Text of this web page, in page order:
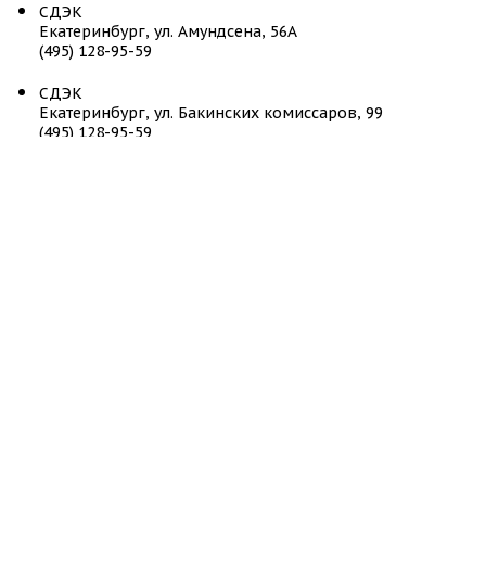
СДЭК
Екатеринбург, ул. Амундсена, 56А
(495) 128-95-59
СДЭК
Екатеринбург, ул. Бакинских комиссаров, 99
(495) 128-95-59